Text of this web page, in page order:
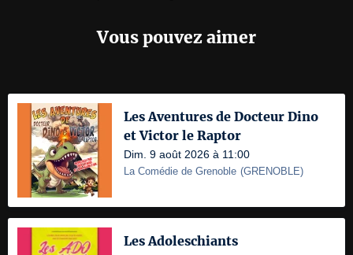
Vous pouvez aimer
Les Aventures de Docteur Dino
et Victor le Raptor
Dim. 9 août 2026 à 11:00
La Comédie de Grenoble (GRENOBLE)
Les Adoleschiants